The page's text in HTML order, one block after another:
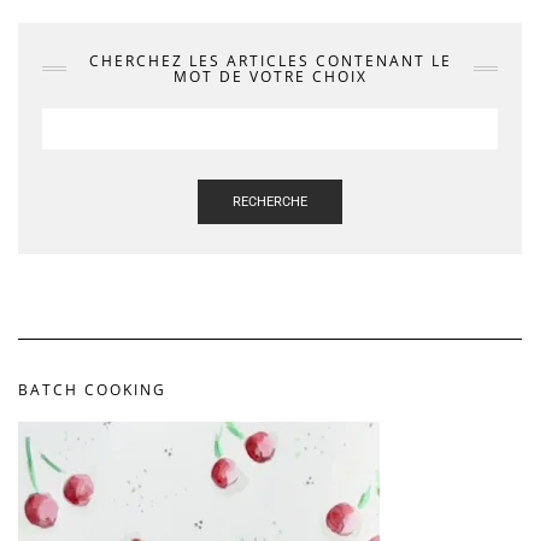
CHERCHEZ LES ARTICLES CONTENANT LE
MOT DE VOTRE CHOIX
RECHERCHE
BATCH COOKING